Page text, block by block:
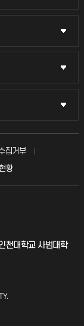
집거부
황
천대학교 사범대학